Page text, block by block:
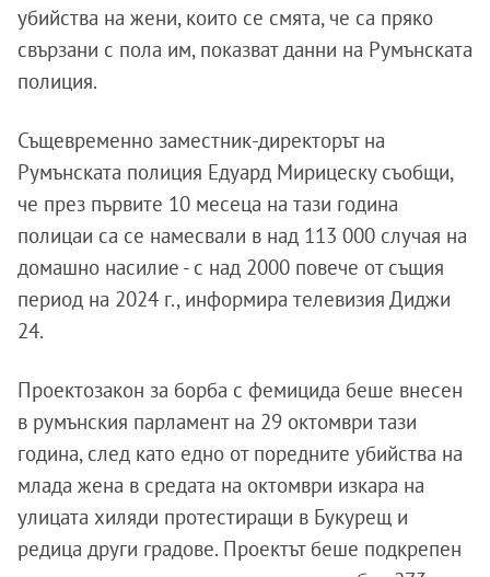
убийства на жени, които се смята, че са пряко
свързани с пола им, показват данни на Румънската
полиция.
Същевременно заместник-директорът на
Румънската полиция Едуард Мирицеску съобщи,
че през първите 10 месеца на тази година
полицаи са се намесвали в над 113 000 случая на
домашно насилие - с над 2000 повече от същия
период на 2024 г., информира телевизия Диджи
24.
Проектозакон за борба с фемицида беше внесен
в румънския парламент на 29 октомври тази
година, след като едно от поредните убийства на
млада жена в средата на октомври изкара на
улицата хиляди протестиращи в Букурещ и
редица други градове. Проектът беше подкрепен